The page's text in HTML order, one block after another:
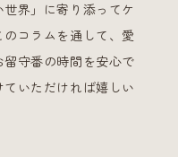
界」に寄り添ってケ
コラムを通して、愛
守番の時間を安心で
いただければ嬉しい